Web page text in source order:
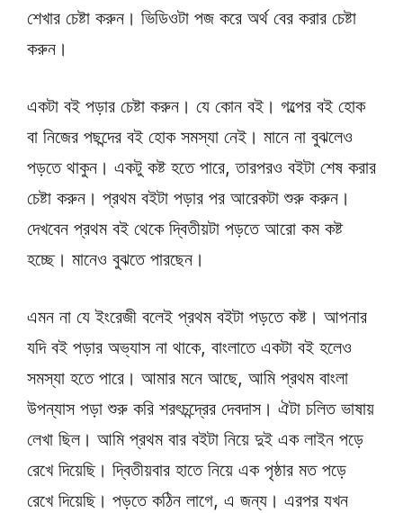
শেখার চেষ্টা করুন। ভিডিওটা পজ করে অর্থ বের করার চেষ্টা
করুন।
একটা বই পড়ার চেষ্টা করুন। যে কোন বই। গল্পের বই হোক
বা নিজের পছন্দের বই হোক সমস্যা নেই। মানে না বুঝলেও
পড়তে থাকুন। একটু কষ্ট হতে পারে, তারপরও বইটা শেষ করার
চেষ্টা করুন। প্রথম বইটা পড়ার পর আরেকটা শুরু করুন।
দেখবেন প্রথম বই থেকে দ্বিতীয়টা পড়তে আরো কম কষ্ট
হচ্ছে। মানেও বুঝতে পারছেন।
এমন না যে ইংরেজী বলেই প্রথম বইটা পড়তে কষ্ট। আপনার
যদি বই পড়ার অভ্যাস না থাকে, বাংলাতে একটা বই হলেও
সমস্যা হতে পারে। আমার মনে আছে, আমি প্রথম বাংলা
উপন্যাস পড়া শুরু করি শরৎচন্দ্রের দেবদাস। ঐটা চলিত ভাষায়
লেখা ছিল। আমি প্রথম বার বইটা নিয়ে দুই এক লাইন পড়ে
রেখে দিয়েছি। দ্বিতীয়বার হাতে নিয়ে এক পৃষ্ঠার মত পড়ে
রেখে দিয়েছি। পড়তে কঠিন লাগে, এ জন্য। এরপর যখন